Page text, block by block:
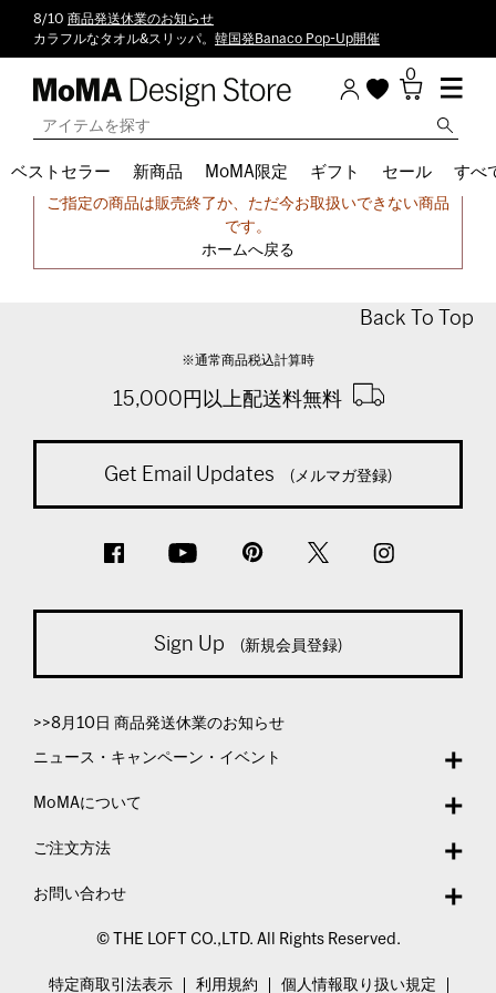
8/10 商品発送休業のお知らせ
カラフルなタオル&スリッパ。 韓国発Banaco Pop-Up開催
0
ベストセラー 新商品 MoMA限定 ギフト セール すべ
申し訳ございません。
ご指定の商品は販売終了か、ただ今お取扱いできない商品
です。
ホームへ戻る
Back To Top
※通常商品税込計算時
15,000円以上配送料無料
Get Email Updates (メルマガ登録)
Sign Up (新規会員登録)
>>8月10日 商品発送休業のお知らせ
ニュース・キャンペーン・イベント
MoMAについて
ご注文方法
お問い合わせ
© THE LOFT CO.,LTD. All Rights Reserved.
特定商取引法表示 利用規約 個人情報取り扱い規定